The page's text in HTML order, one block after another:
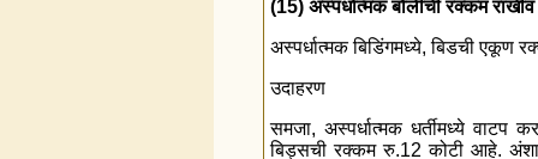
(15) अस्पर्धात्मक बोलीची रक्कम
अस्पर्धात्मक बिडिंगमध्ये, बिडची एकूण
उदाहरण
समजा, अस्पर्धात्मक धर्तीमध्ये वाटप
बिड्सची रक्कम रु.12 कोटी आहे.